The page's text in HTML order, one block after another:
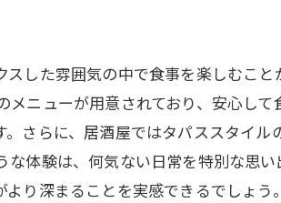
した雰囲気の中で食事を楽しむこと
ニューが用意されており、安心して
さらに、居酒屋ではタパススタイル
体験は、何気ない日常を特別な思い
り深まることを実感できるでしょう。